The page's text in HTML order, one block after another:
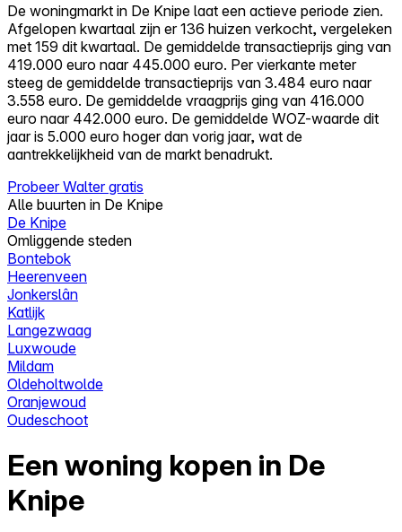
Alles-in-één
Reviews
Prijzen
Log in
Probeer Walter gratis
De woningmarkt in De Knipe laat een actieve periode zien.
Afgelopen kwartaal zijn er 136 huizen verkocht, vergeleken
met 159 dit kwartaal. De gemiddelde transactieprijs ging van
419.000 euro naar 445.000 euro. Per vierkante meter
steeg de gemiddelde transactieprijs van 3.484 euro naar
3.558 euro. De gemiddelde vraagprijs ging van 416.000
euro naar 442.000 euro. De gemiddelde WOZ-waarde dit
jaar is 5.000 euro hoger dan vorig jaar, wat de
aantrekkelijkheid van de markt benadrukt.
Probeer Walter gratis
Alle buurten in De Knipe
De Knipe
Omliggende steden
Bontebok
Heerenveen
Jonkerslân
Katlijk
Langezwaag
Luxwoude
Mildam
Oldeholtwolde
Oranjewoud
Oudeschoot
Een woning kopen in De
Knipe